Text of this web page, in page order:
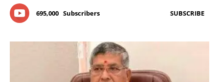
695,000 Subscribers SUBSCRIBE